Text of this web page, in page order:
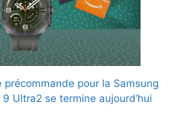
pour la Samsung
Ultra2 se termine aujourd’hui